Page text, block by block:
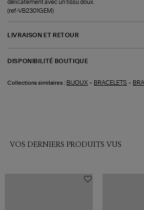
délicatement avec un tissu doux.
(ref-VB2301GEM)
LIVRAISON ET RETOUR
DISPONIBILITÉ BOUTIQUE
Collections similaires : BIJOUX - BRACELETS -
VOS DERNIERS PRODUITS VUS